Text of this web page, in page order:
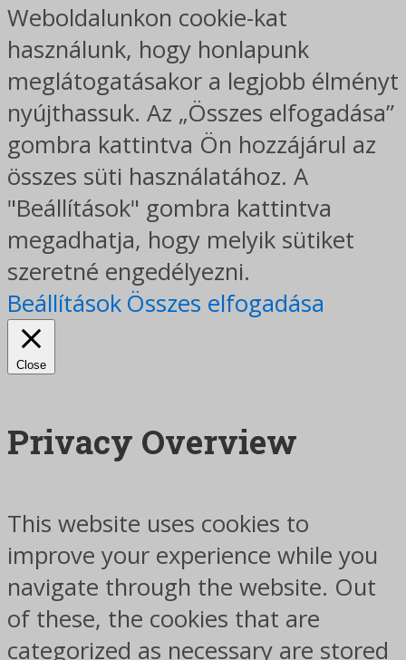
Weboldalunkon cookie-kat
használunk, hogy honlapunk
meglátogatásakor a legjobb élményt
nyújthassuk. Az „Összes elfogadása”
gombra kattintva Ön hozzájárul az
összes süti használatához. A
"Beállítások" gombra kattintva
megadhatja, hogy melyik sütiket
szeretné engedélyezni.
Beállítások Összes elfogadása
Close
Privacy Overview
This website uses cookies to
improve your experience while you
navigate through the website. Out
of these, the cookies that are
categorized as necessary are stored